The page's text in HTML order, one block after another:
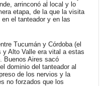
arrinconó al local y lo
etapa, de la que la visita
el tanteador y en las
Tucumán y Córdoba (el
y Alto Valle era vital a estas
Buenos Aires sacó
dominio del tanteador al
de los nervios y la
no forzados que los